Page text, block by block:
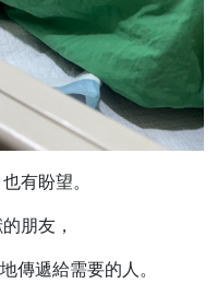
有盼望。
朋友，
傳遞給需要的人。